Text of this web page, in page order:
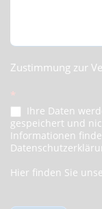
Zustimmung zur
*
Ihre Daten
gespeichert und
Informationen
Hier finden Sie